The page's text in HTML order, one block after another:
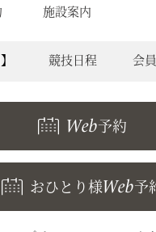
施設案内
競技日程 会
Web予約
おひとり様Web予